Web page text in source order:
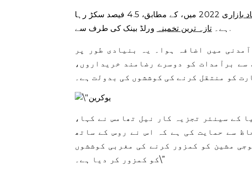
بازاری
2022 میں، کے مطابق، 4.5 فیصد سکڑ رہا
ہے۔ تازہ ترین تخمینہ ورلڈ بینک کی طرف سے.
میں اضافہ ہوا۔ یہ بنیادی طور پر
برآمدات کو دوسرے رضامند خریداروں،
کو منتقل کرنے کی کوششوں کی بدولت ہے۔
کے سینئر تجزیہ کار نیل تھامس نے کہا،
سے حمایت کی ہے کہ اس نے روس کے ساتھ
مشین کو کمزور کرنے کی مغربی کوششوں
کو کمزور کر دیا ہے۔\”